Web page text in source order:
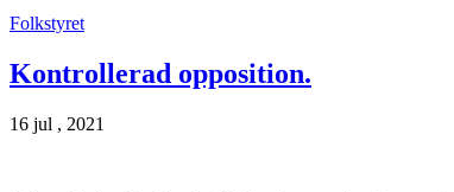
Folkstyret
Kontrollerad opposition.
16 jul , 2021